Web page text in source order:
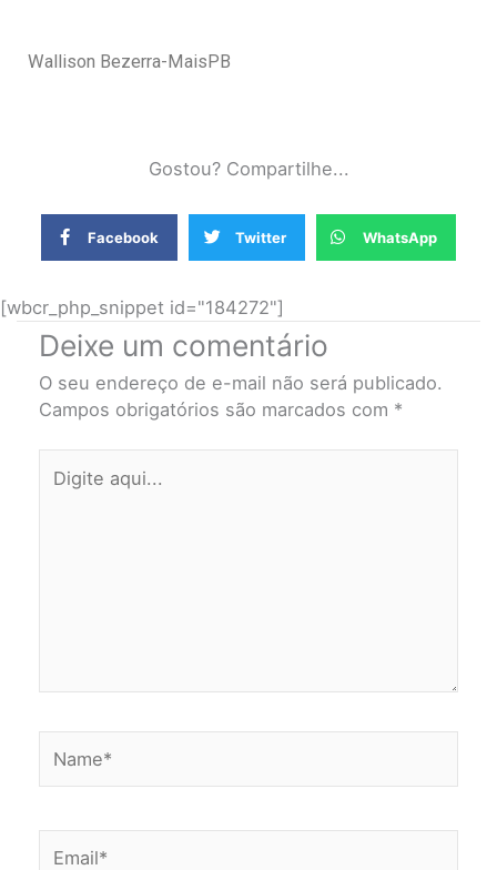
Wallison Bezerra-MaisPB
Gostou? Compartilhe...
Facebook Twitter WhatsApp
[wbcr_php_snippet id="184272"]
Deixe um comentário
O seu endereço de e-mail não será publicado.
Campos obrigatórios são marcados com *
aqui...